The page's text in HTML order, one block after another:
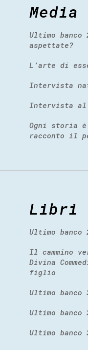
Media
Ultimo banco
aspettate?
L’arte di
Intervista
Intervista al
Ogni storia
racconto il
Libri
Ultimo banco
Il cammino
Divina
figlio
Ultimo banco
Ultimo
Ultimo banco